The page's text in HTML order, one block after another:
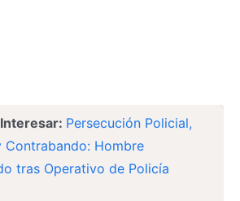
Persecución Policial,
Contrabando: Hombre
tras Operativo de Policía